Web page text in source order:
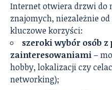
Internet otwiera drzwi do
znajomych, niezależnie
kluczowe korzyści:
szeroki wybór osób
zainteresowaniami–
hobby, lokalizacji czy
networking);